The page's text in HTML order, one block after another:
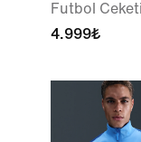
Futbol Ceketi
4.999₺